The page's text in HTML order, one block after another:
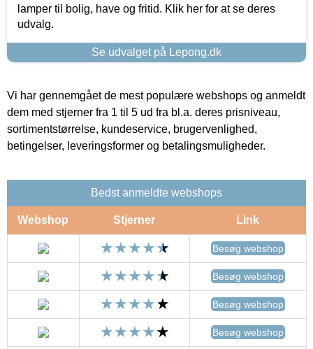
lamper til bolig, have og fritid. Klik her for at se deres
udvalg.
Se udvalget på Lepong.dk
Vi har gennemgået de mest populære webshops og anmeldt
dem med stjerner fra 1 til 5 ud fra bl.a. deres prisniveau,
sortimentstørrelse, kundeservice, brugervenlighed,
betingelser, leveringsformer og betalingsmuligheder.
Bedst anmeldte webshops
Webshop Stjerner Link
Besøg webshop
Besøg webshop
Besøg webshop
Besøg webshop